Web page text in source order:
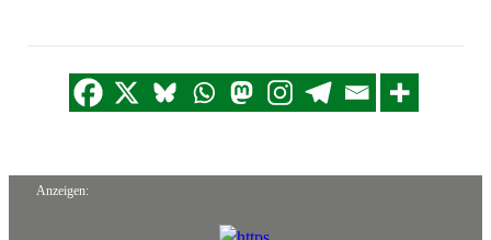
Anzeigen: